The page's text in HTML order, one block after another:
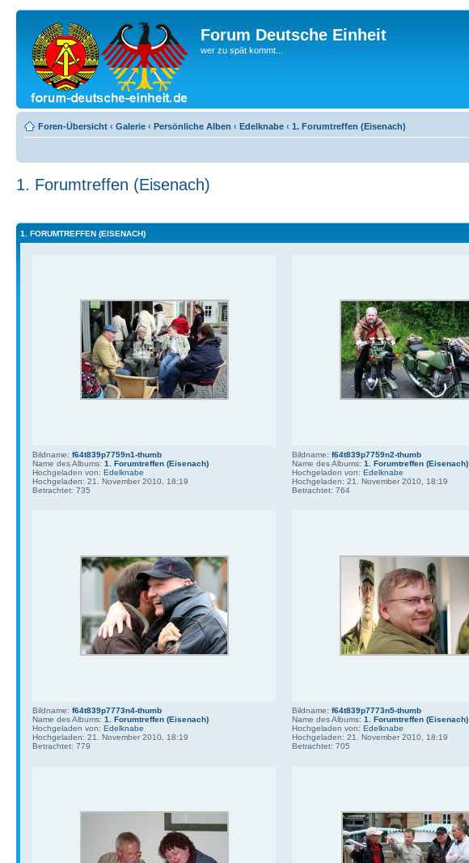
Forum Deutsche Einheit
wer zu spät kommt...
Foren-Übersicht ‹ Galerie ‹ Persönliche Alben ‹ Edelknabe ‹ 1. Forumtreffen (Eisenach)
1. Forumtreffen (Eisenach)
1. FORUMTREFFEN (EISENACH)
Bildname: f64t839p7759n1-thumb
Name des Albums: 1. Forumtreffen (Eisenach)
Hochgeladen von: Edelknabe
Hochgeladen: 21. November 2010, 18:19
Betrachtet: 735
Bildname: f64t839p7759n2-thumb
Name des Albums: 1. Forumtreffen (Eisenach)
Hochgeladen von: Edelknabe
Hochgeladen: 21. November 2010, 18:19
Betrachtet: 764
Bildname: f64t839p7773n4-thumb
Name des Albums: 1. Forumtreffen (Eisenach)
Hochgeladen von: Edelknabe
Hochgeladen: 21. November 2010, 18:19
Betrachtet: 779
Bildname: f64t839p7773n5-thumb
Name des Albums: 1. Forumtreffen (Eisenach)
Hochgeladen von: Edelknabe
Hochgeladen: 21. November 2010, 18:19
Betrachtet: 705